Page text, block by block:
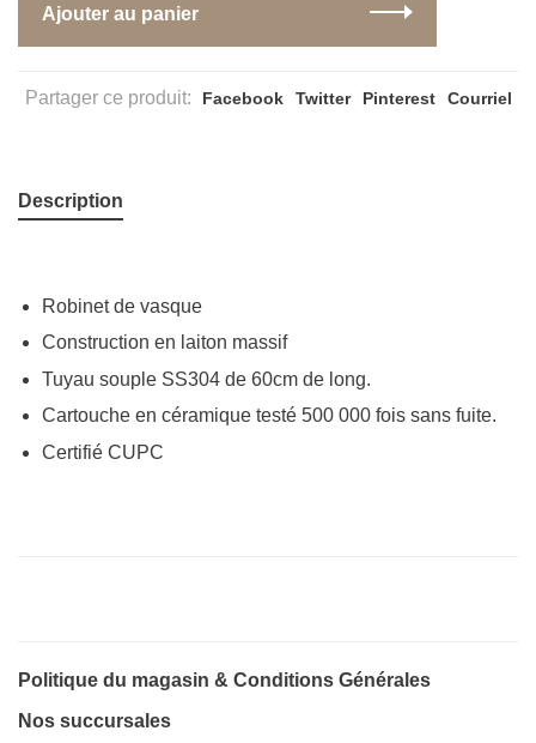
Ajouter au panier
Partager ce produit: Facebook Twitter Pinterest Courriel
Description
Robinet de vasque
Construction en laiton massif
Tuyau souple SS304 de 60cm de long.
Cartouche en céramique testé 500 000 fois sans fuite.
Certifié CUPC
Politique du magasin & Conditions Générales
Nos succursales